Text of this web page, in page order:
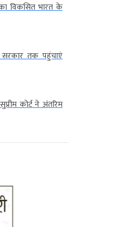
का विकसित भारत के
सरकार तक पहुंचाएं
कोर्ट ने अंतरिम